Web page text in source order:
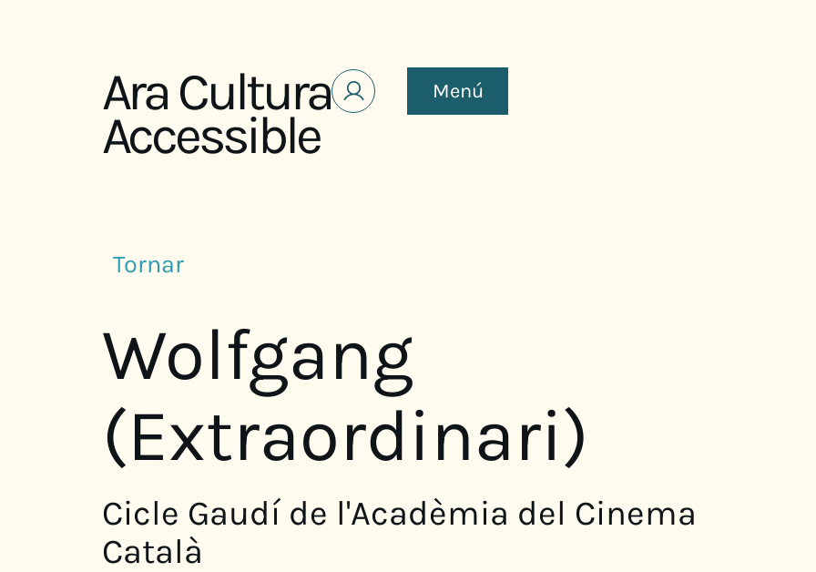
Ara Cultura
Accessible
Menú
Tornar
Wolfgang
(Extraordinari)
Cicle Gaudí de l'Acadèmia del Cinema
Català